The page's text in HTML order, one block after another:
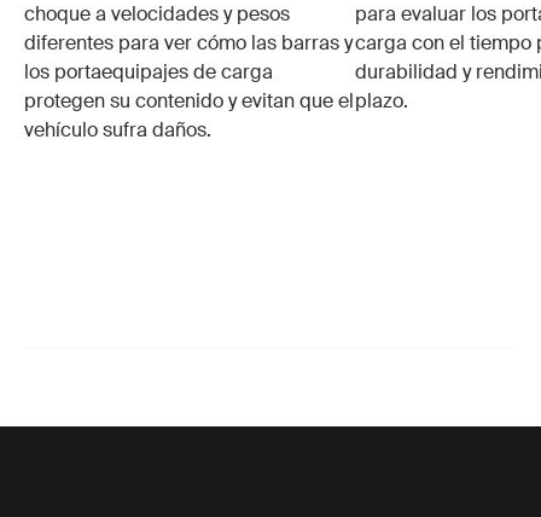
choque a velocidades y pesos
diferentes para ver cómo las barras y
los portaequipajes de carga
protegen su contenido y evitan que el
vehículo sufra daños.
para evaluar los
carga con el tiempo
durabilidad y
plazo.